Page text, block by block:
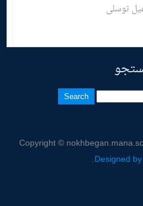
توسلی
Copyright ©
Designed